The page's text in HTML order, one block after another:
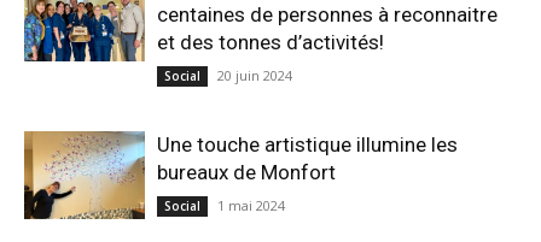
centaines de personnes à reconnaitre
et des tonnes d’activités!
Social 20 juin 2024
Une touche artistique illumine les
bureaux de Monfort
Social 1 mai 2024